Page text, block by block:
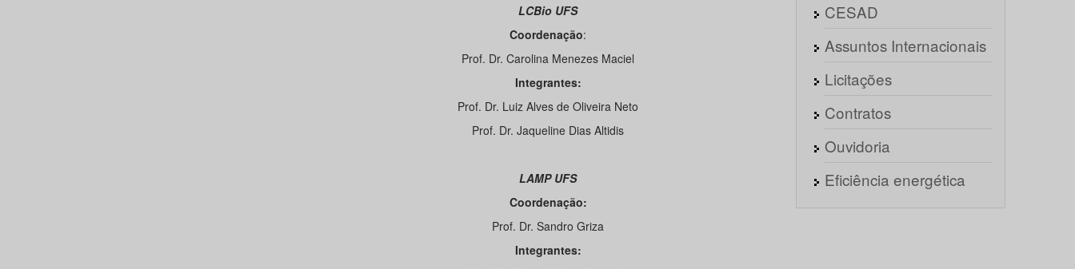
LCBio UFS
Coordenação:
Prof. Dr. Carolina Menezes Maciel
Integrantes:
Prof. Dr. Luiz Alves de Oliveira Neto
Prof. Dr. Jaqueline Dias Altidis
LAMP UFS
Coordenação:
Prof. Dr. Sandro Griza
Integrantes:
CESAD
Assuntos Internacionais
Licitações
Contratos
Ouvidoria
Eficiência energética